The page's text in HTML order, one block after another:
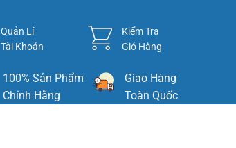
Quản Lí
Tài Khoản
Kiểm Tra
Giỏ Hàng
100% Sản Phẩm
Chính Hãng
Giao Hàng
Toàn Quốc